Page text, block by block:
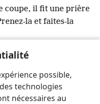
possible,
technologies
nécessaires au
coupe, il fit une prière
la et faites-la